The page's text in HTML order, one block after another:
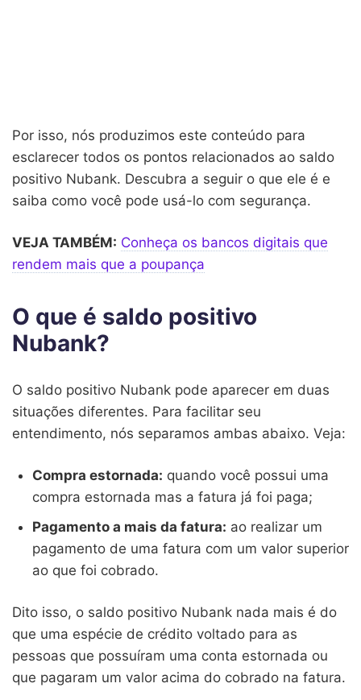
Por isso, nós produzimos este conteúdo para
esclarecer todos os pontos relacionados ao saldo
positivo Nubank. Descubra a seguir o que ele é e
saiba como você pode usá-lo com segurança.
VEJA TAMBÉM: Conheça os bancos digitais que
rendem mais que a poupança
O que é saldo positivo
Nubank?
O saldo positivo Nubank pode aparecer em duas
situações diferentes. Para facilitar seu
entendimento, nós separamos ambas abaixo. Veja:
Compra estornada: quando você possui uma
compra estornada mas a fatura já foi paga;
Pagamento a mais da fatura: ao realizar um
pagamento de uma fatura com um valor superior
ao que foi cobrado.
Dito isso, o saldo positivo Nubank nada mais é do
que uma espécie de crédito voltado para as
pessoas que possuíram uma conta estornada ou
que pagaram um valor acima do cobrado na fatura.